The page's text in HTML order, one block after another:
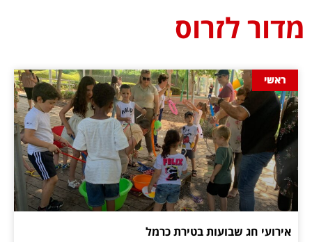
מדור לזרוס
ראשי
אירועי חג שבועות בטירת כרמל